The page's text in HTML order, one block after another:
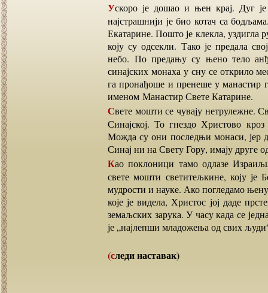
Ускоро је дошао и њен крај. Дуг је ред мучења, кроз која је прошла света Екатарина,
најстрашнији је био котач са
Екатарине. Пошто је клекла, уздигла
коју су одсекли. Тако је предала
небо. По предању су њено тело
синајских монаха у сну се открило
га пронађоше и пренеше у манастир
именом Манастир Свете Катарине.
Свете мошти се чувају нетрулежне. Сви који не верују, нека иду да виде. Налази се на гори
Синајској. То гнездо Христово
Можда су они последњи монаси, јер
Синај ни на Свету Гору, имају друге
Као поклоници тамо одлазе Израиљци, Египћани, Бедуини, Немци и Руси, да целивају
свете мошти светитељкине, коју је
мудрости и науке. Ако погледамо
које је видела, Христос јој даде
земаљских зарука. У часу када се
је „најлепши младожења од свих
(следи наставак)